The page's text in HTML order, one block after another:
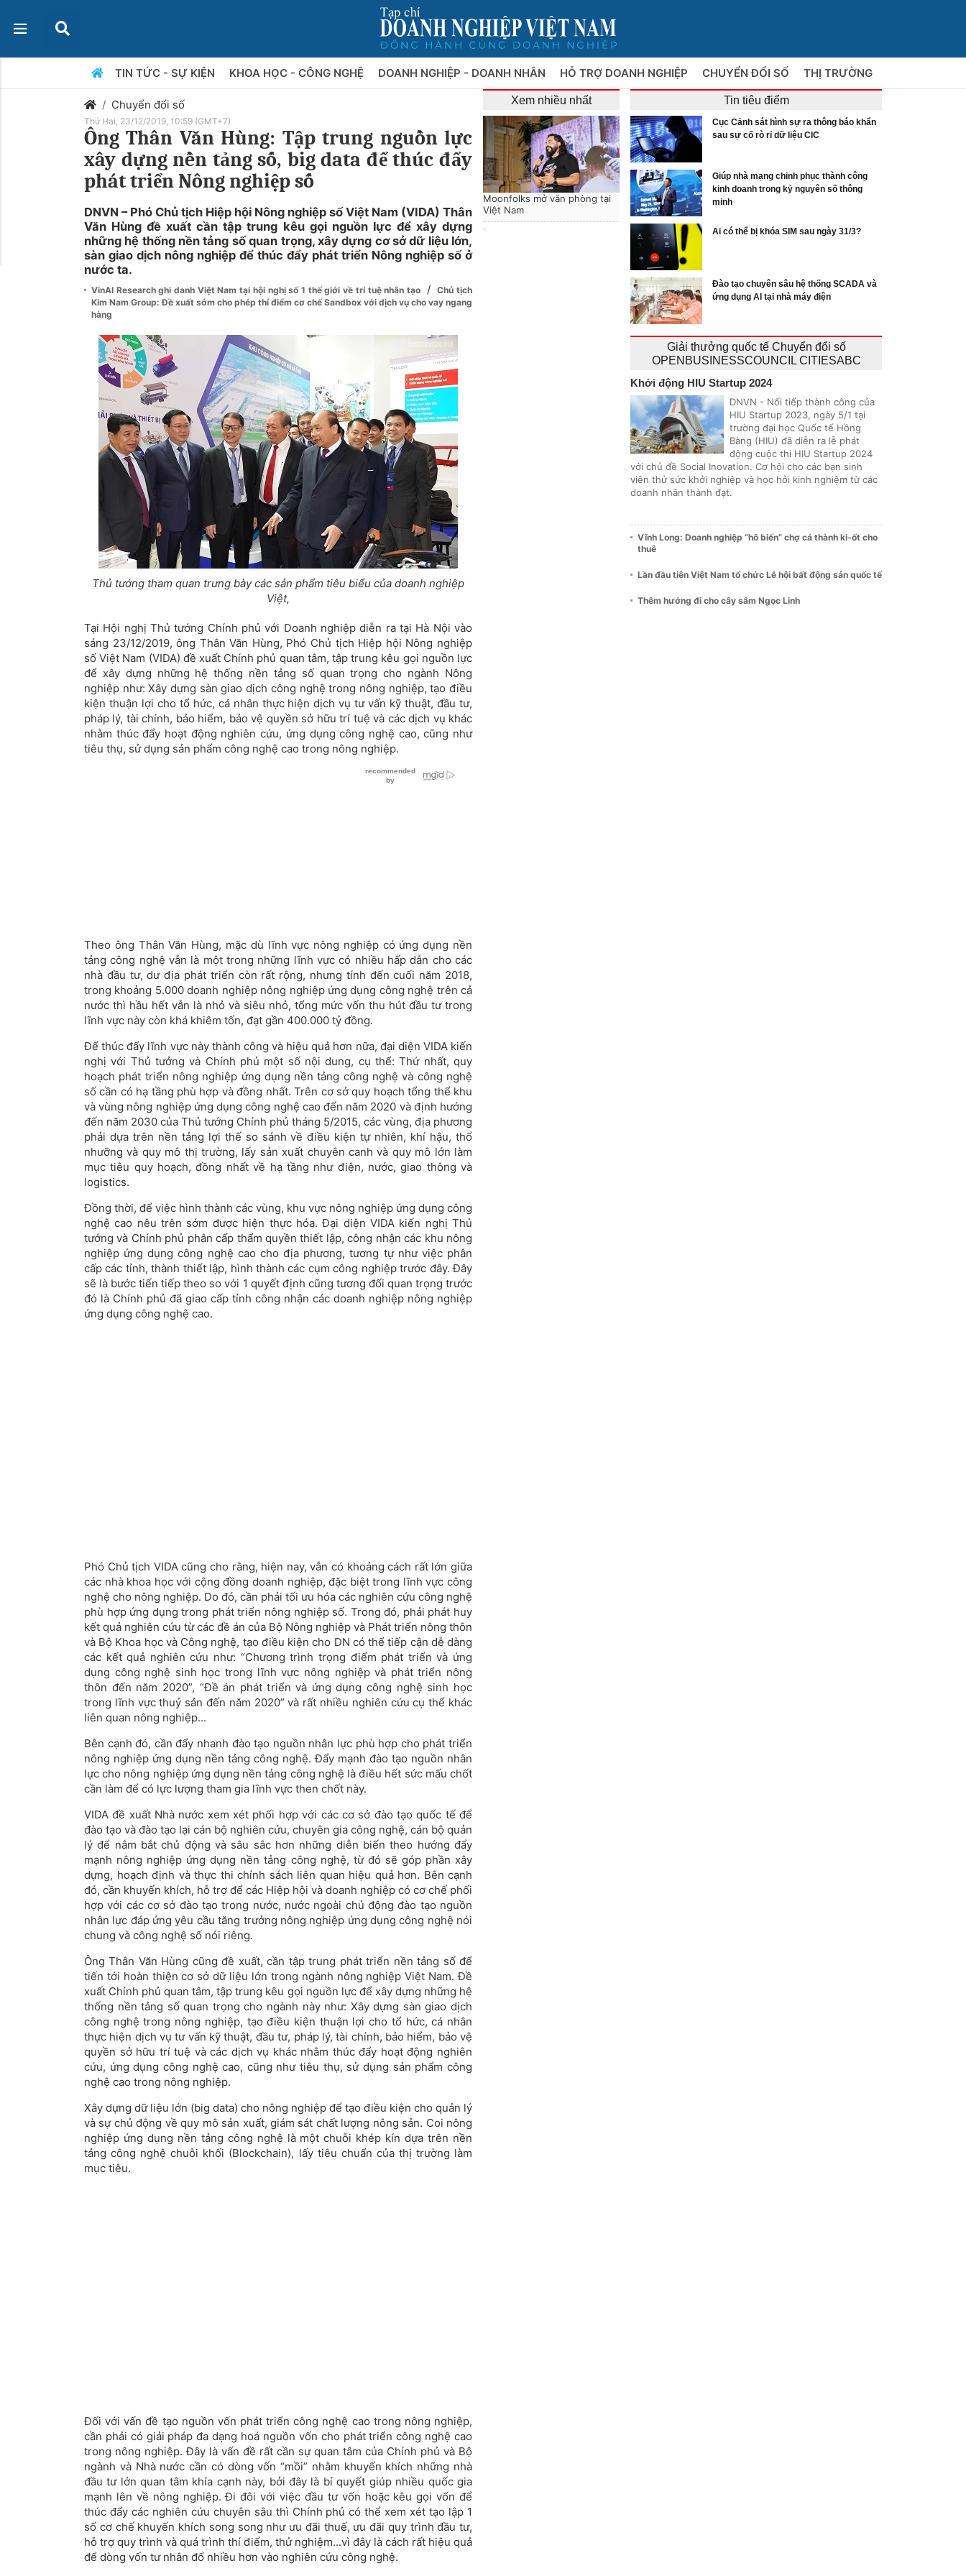
TIN TỨC - SỰ KIỆN KHOA HỌC - CÔNG NGHỆ DOANH NGHIỆP - DOANH NHÂN HỖ TRỢ DOANH NGHIỆP CHUYỂN ĐỔI SỐ THỊ TRƯỜNG
Chuyển đổi số
Thứ Hai, 23/12/2019, 10:59 (GMT+7)
Ông Thân Văn Hùng: Tập trung nguồn lực
xây dựng nền tảng số, big data để thúc đẩy
phát triển Nông nghiệp số
DNVN – Phó Chủ tịch Hiệp hội Nông nghiệp số Việt Nam (VIDA) Thân
Văn Hùng đề xuất cần tập trung kêu gọi nguồn lực để xây dựng
những hệ thống nền tảng số quan trọng, xây dựng cơ sở dữ liệu lớn,
sàn giao dịch nông nghiệp để thúc đẩy phát triển Nông nghiệp số ở
nước ta.
VinAI Research ghi danh Việt Nam tại hội nghị số 1 thế giới về trí tuệ nhân tạo /
Chủ tịch
Kim Nam Group: Đề xuất sớm cho phép thí điểm cơ chế Sandbox với dịch vụ cho vay ngang
hàng
Thủ tướng tham quan trưng bày các sản phẩm tiêu biểu của doanh nghiệp
Việt,
Tại Hội nghị Thủ tướng Chính phủ với Doanh nghiệp diễn ra tại Hà Nội vào
sáng 23/12/2019, ông Thân Văn Hùng, Phó Chủ tịch Hiệp hội Nông nghiệp
số Việt Nam (VIDA) đề xuất Chính phủ quan tâm, tập trung kêu gọi nguồn lực
để xây dựng những hệ thống nền tảng số quan trọng cho ngành Nông
nghiệp như: Xây dựng sàn giao dịch công nghệ trong nông nghiệp, tạo điều
kiện thuận lợi cho tổ hức, cá nhân thực hiện dịch vụ tư vấn kỹ thuật, đầu tư,
pháp lý, tài chính, bảo hiểm, bảo vệ quyền sở hữu trí tuệ và các dịch vụ khác
nhằm thúc đẩy hoạt động nghiên cứu, ứng dụng công nghệ cao, cũng như
tiêu thụ, sử dụng sản phẩm công nghệ cao trong nông nghiệp.
Theo ông Thân Văn Hùng, mặc dù lĩnh vực nông nghiệp có ứng dụng nền
tảng công nghệ vẫn là một trong những lĩnh vực có nhiều hấp dẫn cho các
nhà đầu tư, dư địa phát triển còn rất rộng, nhưng tính đến cuối năm 2018,
trong khoảng 5.000 doanh nghiệp nông nghiệp ứng dụng công nghệ trên cả
nước thì hầu hết vẫn là nhỏ và siêu nhỏ, tổng mức vốn thu hút đầu tư trong
lĩnh vực này còn khá khiêm tốn, đạt gần 400.000 tỷ đồng.
Để thúc đẩy lĩnh vực này thành công và hiệu quả hơn nữa, đại diện VIDA kiến
nghị với Thủ tưởng và Chính phủ một số nội dung, cụ thể: Thứ nhất, quy
hoạch phát triển nông nghiệp ứng dụng nền tảng công nghệ và công nghệ
số cần có hạ tầng phù hợp và đồng nhất. Trên cơ sở quy hoạch tổng thể khu
và vùng nông nghiệp ứng dụng công nghệ cao đến năm 2020 và định hướng
đến năm 2030 của Thủ tướng Chính phủ tháng 5/2015, các vùng, địa phương
phải dựa trên nền tảng lợi thế so sánh về điều kiện tự nhiên, khí hậu, thổ
nhưỡng và quy mô thị trường, lấy sản xuất chuyên canh và quy mô lớn làm
mục tiêu quy hoạch, đồng nhất về hạ tầng như điện, nước, giao thông và
logistics.
Đồng thời, để việc hình thành các vùng, khu vực nông nghiệp ứng dụng công
nghệ cao nêu trên sớm được hiện thực hóa. Đại diện VIDA kiến nghị Thủ
tướng và Chính phủ phân cấp thẩm quyền thiết lập, công nhận các khu nông
nghiệp ứng dụng công nghệ cao cho địa phương, tương tự như việc phân
cấp các tỉnh, thành thiết lập, hình thành các cụm công nghiệp trước đây. Đây
sẽ là bước tiến tiếp theo so với 1 quyết định cũng tương đối quan trọng trước
đó là Chính phủ đã giao cấp tỉnh công nhận các doanh nghiệp nông nghiệp
ứng dụng công nghệ cao.
Phó Chủ tịch VIDA cũng cho rằng, hiện nay, vẫn có khoảng cách rất lớn giữa
các nhà khoa học với cộng đồng doanh nghiệp, đặc biệt trong lĩnh vực công
nghệ cho nông nghiệp. Do đó, cần phải tối ưu hóa các nghiên cứu công nghệ
phù hợp ứng dụng trong phát triển nông nghiệp số. Trong đó, phải phát huy
kết quả nghiên cứu từ các đề án của Bộ Nông nghiệp và Phát triển nông thôn
và Bộ Khoa học và Công nghệ, tạo điều kiện cho DN có thể tiếp cận dễ dàng
các kết quả nghiên cứu như: “Chương trình trọng điểm phát triển và ứng
dụng công nghệ sinh học trong lĩnh vực nông nghiệp và phát triển nông
thôn đến năm 2020”, “Đề án phát triển và ứng dụng công nghệ sinh học
trong lĩnh vực thuỷ sản đến năm 2020” và rất nhiều nghiên cứu cụ thể khác
liên quan nông nghiệp...
Bên cạnh đó, cần đẩy nhanh đào tạo nguồn nhân lực phù hợp cho phát triển
nông nghiệp ứng dụng nền tảng công nghệ. Đẩy mạnh đào tạo nguồn nhân
lực cho nông nghiệp ứng dụng nền tảng công nghệ là điều hết sức mấu chốt
cần làm để có lực lượng tham gia lĩnh vực then chốt này.
VIDA đề xuất Nhà nước xem xét phối hợp với các cơ sở đào tạo quốc tế để
đào tạo và đào tạo lại cán bộ nghiên cứu, chuyên gia công nghệ, cán bộ quản
lý để nắm bắt chủ động và sâu sắc hơn những diễn biến theo hướng đẩy
mạnh nông nghiệp ứng dụng nền tảng công nghệ, từ đó sẽ góp phần xây
dựng, hoạch định và thực thi chính sách liên quan hiệu quả hơn. Bên cạnh
đó, cần khuyến khích, hỗ trợ để các Hiệp hội và doanh nghiệp có cơ chế phối
hợp với các cơ sở đào tạo trong nước, nước ngoài chủ động đào tạo nguồn
nhân lực đáp ứng yêu cầu tăng trưởng nông nghiệp ứng dụng công nghệ nói
chung và công nghệ số nói riêng.
Ông Thân Văn Hùng cũng đề xuất, cần tập trung phát triển nền tảng số để
tiến tới hoàn thiện cơ sở dữ liệu lớn trong ngành nông nghiệp Việt Nam. Đề
xuất Chính phủ quan tâm, tập trung kêu gọi nguồn lực để xây dựng những hệ
thống nền tảng số quan trọng cho ngành này như: Xây dựng sàn giao dịch
công nghệ trong nông nghiệp, tạo điều kiện thuận lợi cho tổ hức, cá nhân
thực hiện dịch vụ tư vấn kỹ thuật, đầu tư, pháp lý, tài chính, bảo hiểm, bảo vệ
quyền sở hữu trí tuệ và các dịch vụ khác nhằm thúc đẩy hoạt động nghiên
cứu, ứng dụng công nghệ cao, cũng như tiêu thụ, sử dụng sản phẩm công
nghệ cao trong nông nghiệp.
Xây dựng dữ liệu lớn (big data) cho nông nghiệp để tạo điều kiện cho quản lý
và sự chủ động về quy mô sản xuất, giám sát chất lượng nông sản. Coi nông
nghiệp ứng dụng nền tảng công nghệ là một chuỗi khép kín dựa trên nền
tảng công nghệ chuỗi khối (Blockchain), lấy tiêu chuẩn của thị trường làm
mục tiêu.
Đối với vấn đề tạo nguồn vốn phát triển công nghệ cao trong nông nghiệp,
cần phải có giải pháp đa dạng hoá nguồn vốn cho phát triển công nghệ cao
trong nông nghiệp. Đây là vấn đề rất cần sự quan tâm của Chính phủ và Bộ
ngành và Nhà nước cần có dòng vốn “mồi” nhằm khuyến khích những nhà
đầu tư lớn quan tâm khía cạnh này, bởi đây là bí quyết giúp nhiều quốc gia
mạnh lên về nông nghiệp. Đi đôi với việc đầu tư vốn hoặc kêu gọi vốn để
thúc đẩy các nghiên cứu chuyên sâu thì Chính phủ có thể xem xét tạo lập 1
số cơ chế khuyến khích song song như ưu đãi thuế, ưu đãi quy trình đầu tư,
hỗ trợ quy trình và quá trình thí điểm, thử nghiệm...vì đây là cách rất hiệu quả
để dòng vốn tư nhân đổ nhiều hơn vào nghiên cứu công nghệ.
Xem nhiều nhất
Moonfolks mở văn phòng tại
Việt Nam
Tin tiêu điểm
Cục Cảnh sát hình sự ra thông báo khẩn
sau sự cố rò rỉ dữ liệu CIC
Giúp nhà mạng chinh phục thành công
kinh doanh trong kỷ nguyên số thông
minh
Ai có thể bị khóa SIM sau ngày 31/3?
Đào tạo chuyên sâu hệ thống SCADA và
ứng dụng AI tại nhà máy điện
Giải thưởng quốc tế Chuyển đổi số
OPENBUSINESSCOUNCIL CITIESABC
Khởi động HIU Startup 2024
DNVN - Nối tiếp thành công của
HIU Startup 2023, ngày 5/1 tại
trường đại học Quốc tế Hồng
Bàng (HIU) đã diễn ra lễ phát
động cuộc thi HIU Startup 2024
với chủ đề Social Inovation. Cơ hội cho các bạn sinh
viên thử sức khởi nghiệp và học hỏi kinh nghiệm từ các
doanh nhân thành đạt.
Vĩnh Long: Doanh nghiệp “hô biến” chợ cá thành ki-ốt cho
thuê
Lần đầu tiên Việt Nam tổ chức Lễ hội bất động sản quốc tế
Thêm hướng đi cho cây sâm Ngọc Linh